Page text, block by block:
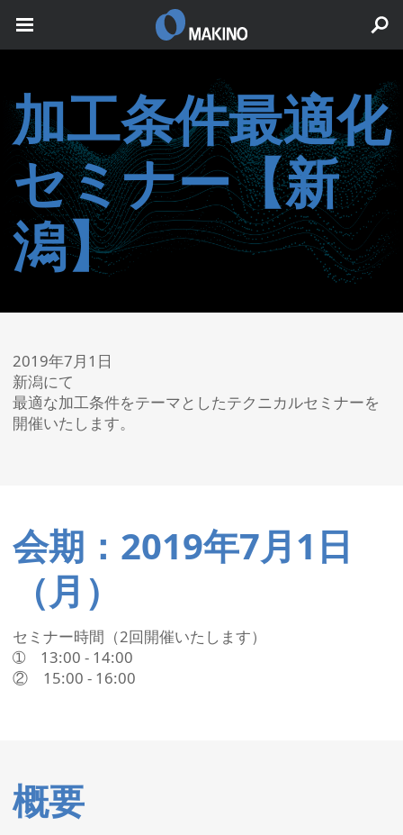
加工条件最適化
セミナー【新
潟】
2019年7月1日
新潟にて
最適な加工条件をテーマとしたテクニカルセミナーを
開催いたします。
会期：2019年7月1日
（月）
セミナー時間（2回開催いたします）
➀ 13:00 - 14:00
② 15:00 - 16:00
概要